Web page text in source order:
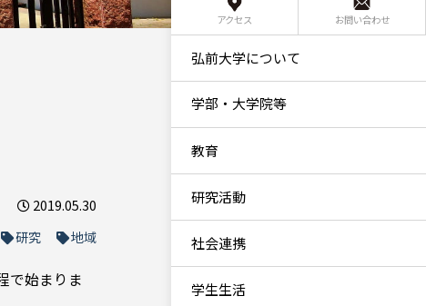
2019.05.30
研究
地域
で始まりま
アクセス お問い合わせ
弘前大学について
学部・大学院等
教育
研究活動
社会連携
学生生活